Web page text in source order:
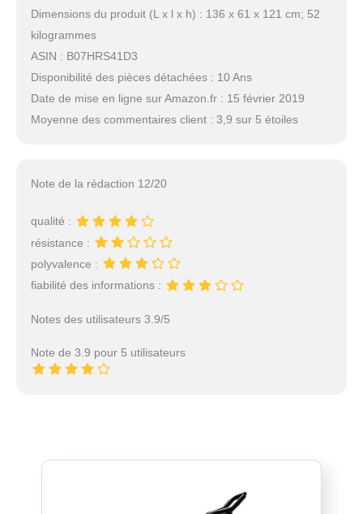
Dimensions du produit (L x l x h) : 136 x 61 x 121 cm; 52
kilogrammes
ASIN : B07HRS41D3
Disponibilité des pièces détachées : 10 Ans
Date de mise en ligne sur Amazon.fr : 15 février 2019
Moyenne des commentaires client : 3,9 sur 5 étoiles
Note de la rédaction 12/20
qualité :
résistance :
polyvalence :
fiabilité des informations :
Notes des utilisateurs 3.9/5
Note de 3.9 pour 5 utilisateurs